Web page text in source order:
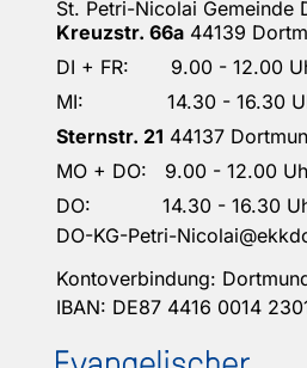
St. Petri-Nicolai Gemeinde
Kreuzstr. 66a 44139
DI + FR: 9.00 - 12.00
MI: 14.30 - 16.30
Sternstr. 21 44137
MO + DO: 9.00 - 12.00
DO: 14.30 - 16.30
DO-KG-Petri-
Kontoverbindung:
IBAN: DE87 4416 0014